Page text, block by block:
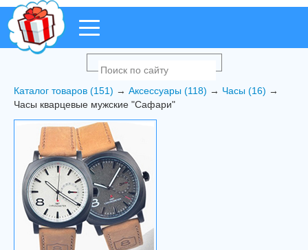
Каталог товаров (151) → Аксессуары (118) → Часы (16) →
Часы кварцевые мужские "Сафари"